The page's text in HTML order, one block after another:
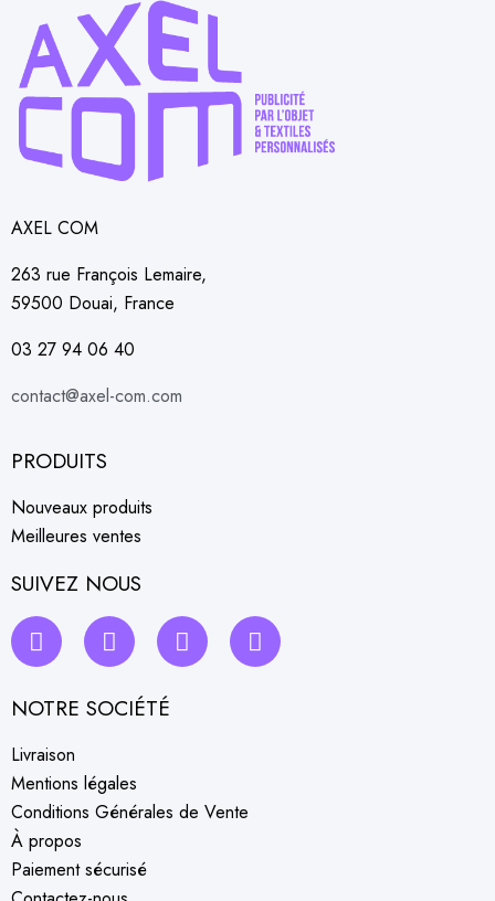
AXEL COM
263 rue François Lemaire,
59500 Douai, France
03 27 94 06 40
contact@axel-com.com
PRODUITS
Nouveaux produits
Meilleures ventes
SUIVEZ NOUS
NOTRE SOCIÉTÉ
Livraison
Mentions légales
Conditions Générales de Vente
À propos
Paiement sécurisé